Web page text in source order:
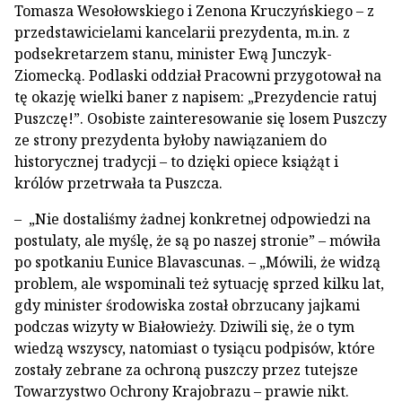
Tomasza Wesołowskiego i Zenona Kruczyńskiego – z
przedstawicielami kancelarii prezydenta, m.in. z
podsekretarzem stanu, minister Ewą Junczyk-
Ziomecką. Podlaski oddział Pracowni przygotował na
tę okazję wielki baner z napisem: „Prezydencie ratuj
Puszczę!”. Osobiste zainteresowanie się losem Puszczy
ze strony prezydenta byłoby nawiązaniem do
historycznej tradycji – to dzięki opiece książąt i
królów przetrwała ta Puszcza.
– „Nie dostaliśmy żadnej konkretnej odpowiedzi na
postulaty, ale myślę, że są po naszej stronie” – mówiła
po spotkaniu Eunice Blavascunas. – „Mówili, że widzą
problem, ale wspominali też sytuację sprzed kilku lat,
gdy minister środowiska został obrzucany jajkami
podczas wizyty w Białowieży. Dziwili się, że o tym
wiedzą wszyscy, natomiast o tysiącu podpisów, które
zostały zebrane za ochroną puszczy przez tutejsze
Towarzystwo Ochrony Krajobrazu – prawie nikt.